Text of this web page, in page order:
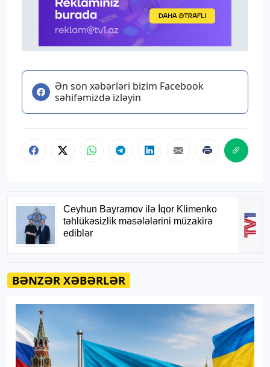
Ən son xəbərləri bizim Facebook
səhifəmizdə izləyin
BƏNZƏR XƏBƏRLƏR